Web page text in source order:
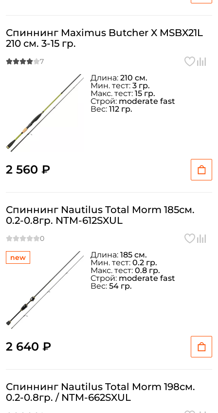
Спиннинг Maximus Butcher X MSBX21L
210 см. 3-15 гр.
2 560 ₽
Длина: 210 см.
Мин. тест: 3 гр.
Макс. тест: 15 гр.
Строй: moderate fast
Вес: 112 гр.
new
Спиннинг Nautilus Total Morm 185см.
0.2-0.8гр. NTM-612SXUL
2 640 ₽
Длина: 185 см.
Мин. тест: 0.2 гр.
Макс. тест: 0.8 гр.
Строй: moderate fast
Вес: 54 гр.
Спиннинг Nautilus Total Morm 198см.
0.2-0.8гр. / NTM-662SXUL